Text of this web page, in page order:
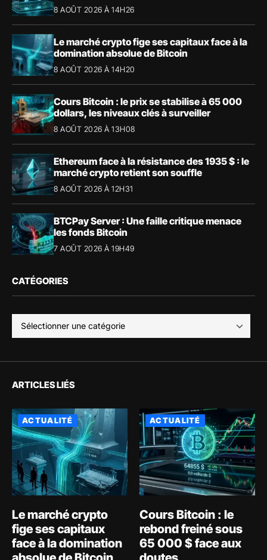
8 AOÛT 2026 À 14H26
Le marché crypto fige ses capitaux face à la
domination absolue de Bitcoin
8 AOÛT 2026 À 14H20
Cours Bitcoin : le prix se stabilise à 65 000
dollars, les niveaux clés à surveiller
8 AOÛT 2026 À 13H08
Ethereum face à la résistance des 1935 $ : le
marché crypto retient son souffle
8 AOÛT 2026 À 12H31
BTCPay Server : Une faille critique menace
les fonds Bitcoin
7 AOÛT 2026 À 19H49
CATÉGORIES
ARTICLES LIÉS
ACTUALITÉ
Le marché crypto
fige ses capitaux
face à la domination
ACTUALITÉ
Cours Bitcoin : le
rebond freiné sous
65 000 $ face aux